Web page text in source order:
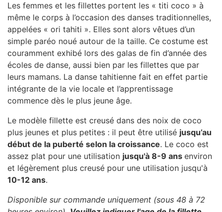
Les femmes et les fillettes portent les « titi coco » à
même le corps à l’occasion des danses traditionnelles,
appelées « ori tahiti ». Elles sont alors vêtues d’un
simple paréo noué autour de la taille. Ce costume est
couramment exhibé lors des galas de fin d’année des
écoles de danse, aussi bien par les fillettes que par
leurs mamans. La danse tahitienne fait en effet partie
intégrante de la vie locale et l’apprentissage
commence dès le plus jeune âge.
Le modèle fillette est creusé dans des noix de coco
plus jeunes et plus petites : il peut être utilisé jusqu’au
début de la puberté selon la croissance. Le coco est
assez plat pour une utilisation jusqu'à 8-9 ans environ
et légèrement plus creusé pour une utilisation jusqu'à
10-12 ans.
Disponible sur commande uniquement (sous 48 à 72